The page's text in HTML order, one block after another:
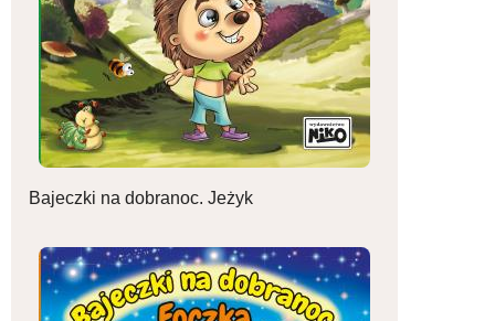
Bajeczki na dobranoc. Jeżyk